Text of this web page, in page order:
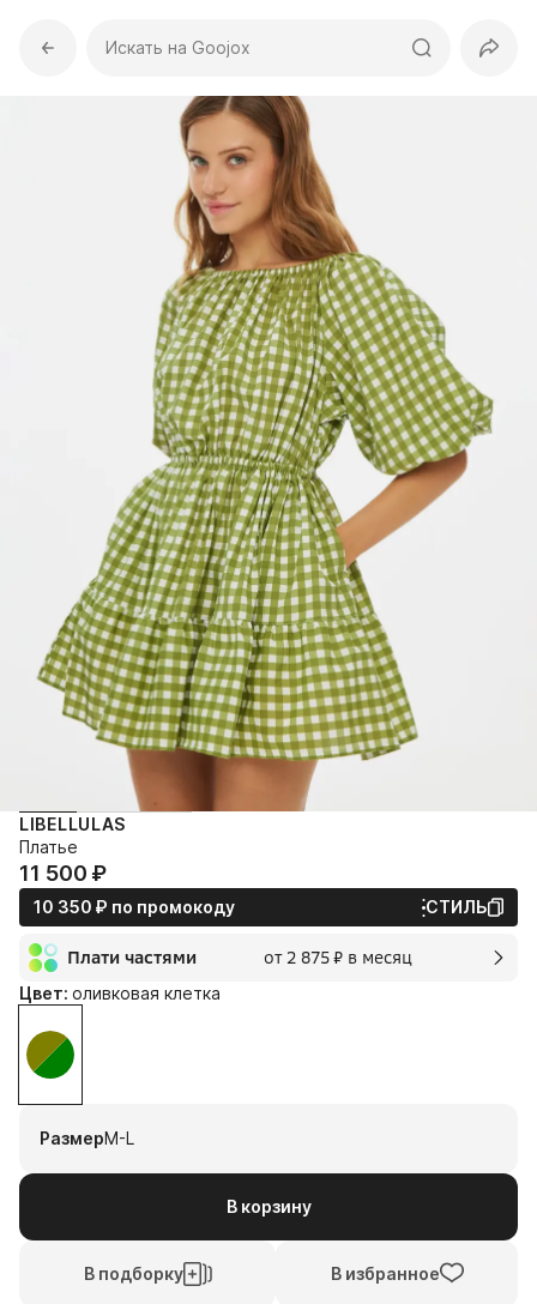
Искать на Goojox
LIBELLULAS
Платье
11 500⁠ ⁠₽
10 350⁠ ⁠₽ по промокоду СТИЛЬ
Плати частями от 2 875⁠ ⁠₽ в месяц
2 мес.
2 875⁠ ⁠₽
без переплат и комиссии
авг
Цвет: оливковая клетка
РазмерM-L
В корзину
В подборку В избранное